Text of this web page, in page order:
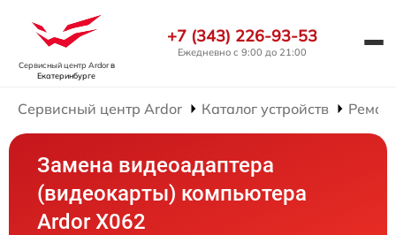
Сервисный центр Ardorв
Екатеринбурге
+7 (343) 226-93-53
Ежедневно с 9:00 до 21:00
Сервисный центр Ardor Каталог устройств
Замена видеоадаптера
(видеокарты) компьютера
Ardor X062